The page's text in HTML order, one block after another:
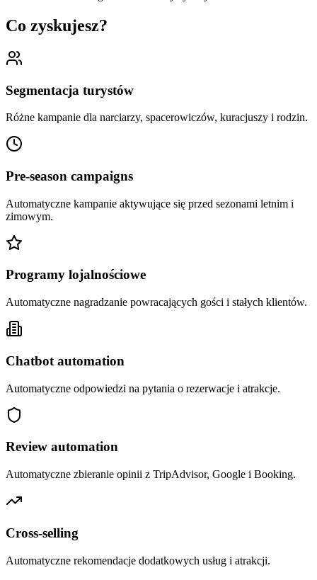
Co zyskujesz?
Segmentacja turystów
Różne kampanie dla narciarzy, spacerowiczów, kuracjuszy i rodzin.
Pre-season campaigns
Automatyczne kampanie aktywujące się przed sezonami letnim i
zimowym.
Programy lojalnościowe
Automatyczne nagradzanie powracających gości i stałych klientów.
Chatbot automation
Automatyczne odpowiedzi na pytania o rezerwacje i atrakcje.
Review automation
Automatyczne zbieranie opinii z TripAdvisor, Google i Booking.
Cross-selling
Automatyczne rekomendacje dodatkowych usług i atrakcji.